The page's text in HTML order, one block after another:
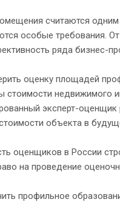
считаются
особые требования. От
ряда бизнес-
оценку площадей
стоимости недвижимого
эксперт-оценщик
объекта в
оценщиков в России
на проведение
профильное